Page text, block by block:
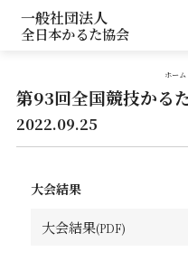
一般社団法人
全日本かるた協会
ホーム
第93回全国競技かる
2022.09.25
大会結果
大会結果